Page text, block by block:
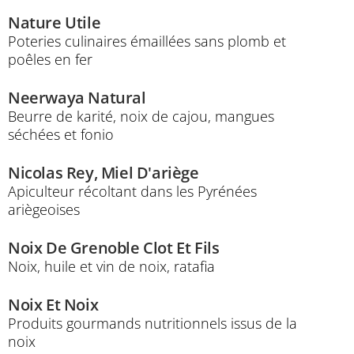
Nature Utile
Poteries culinaires émaillées sans plomb et
poêles en fer
Neerwaya Natural
Beurre de karité, noix de cajou, mangues
séchées et fonio
Nicolas Rey, Miel D'ariège
Apiculteur récoltant dans les Pyrénées
ariègeoises
Noix De Grenoble Clot Et Fils
Noix, huile et vin de noix, ratafia
Noix Et Noix
Produits gourmands nutritionnels issus de la
noix